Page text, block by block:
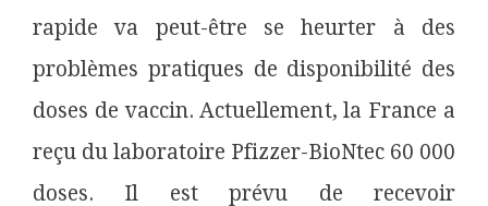
rapide va peut-être se heurter à des
problèmes pratiques de disponibilité des
doses de vaccin. Actuellement, la France a
reçu du laboratoire Pfizzer-BioNtec 60 000
doses. Il est prévu de recevoir